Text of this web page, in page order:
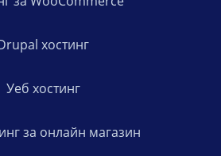
хостинг
Уеб хостинг
за онлайн магазин